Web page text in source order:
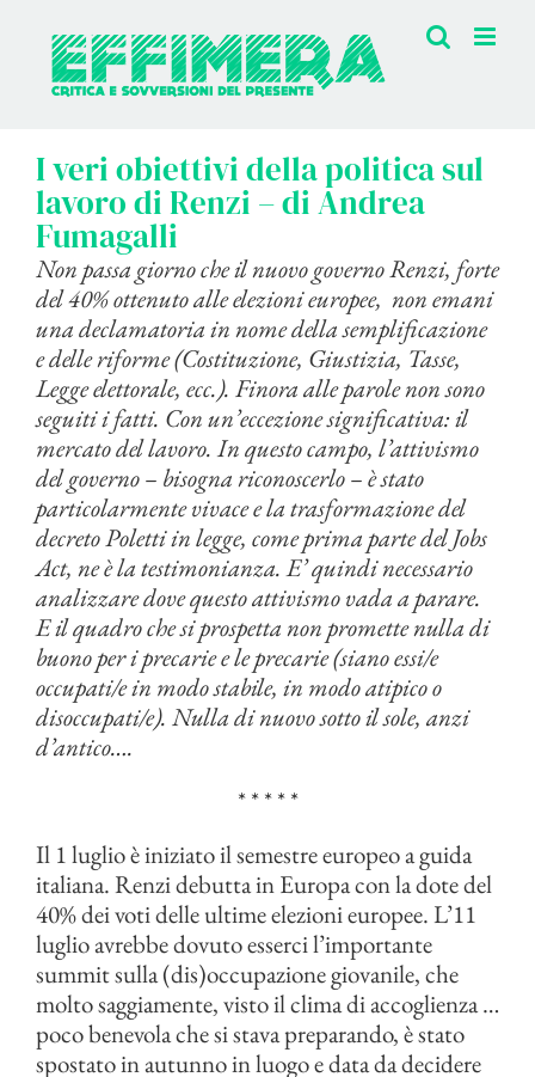
contenuto
I veri obiettivi della politica sul
lavoro di Renzi – di Andrea
Fumagalli
Non passa giorno che il nuovo governo Renzi, forte
del 40% ottenuto alle elezioni europee, non emani
una declamatoria in nome della semplificazione
e delle riforme (Costituzione, Giustizia, Tasse,
Legge elettorale, ecc.). Finora alle parole non sono
seguiti i fatti. Con un’eccezione significativa: il
mercato del lavoro. In questo campo, l’attivismo
del governo – bisogna riconoscerlo – è stato
particolarmente vivace e la trasformazione del
decreto Poletti in legge, come prima parte del Jobs
Act, ne è la testimonianza. E’ quindi necessario
analizzare dove questo attivismo vada a parare.
E il quadro che si prospetta non promette nulla di
buono per i precarie e le precarie (siano essi/e
occupati/e in modo stabile, in modo atipico o
disoccupati/e). Nulla di nuovo sotto il sole, anzi
d’antico….
* * * * *
Il 1 luglio è iniziato il semestre europeo a guida
italiana. Renzi debutta in Europa con la dote del
40% dei voti delle ultime elezioni europee. L’11
luglio avrebbe dovuto esserci l’importante
summit sulla (dis)occupazione giovanile, che
molto saggiamente, visto il clima di accoglienza …
poco benevola che si stava preparando, è stato
spostato in autunno in luogo e data da decidere